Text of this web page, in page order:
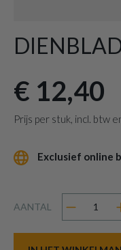
€ 12,40
Prijs per stuk, incl. btw
Exclusief online
AANTAL